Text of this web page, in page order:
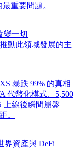
重要問題。
變一切
動此領域發展的主
暴跌 99% 的真相
代幣化模式、5,500
上線後瞬間崩盤
。
界資產與 DeFi